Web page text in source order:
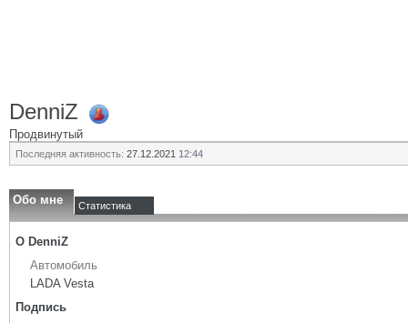
DenniZ
Продвинутый
Последняя активность: 27.12.2021 12:44
Обо мне Статистика
О DenniZ
Автомобиль
LADA Vesta
Подпись